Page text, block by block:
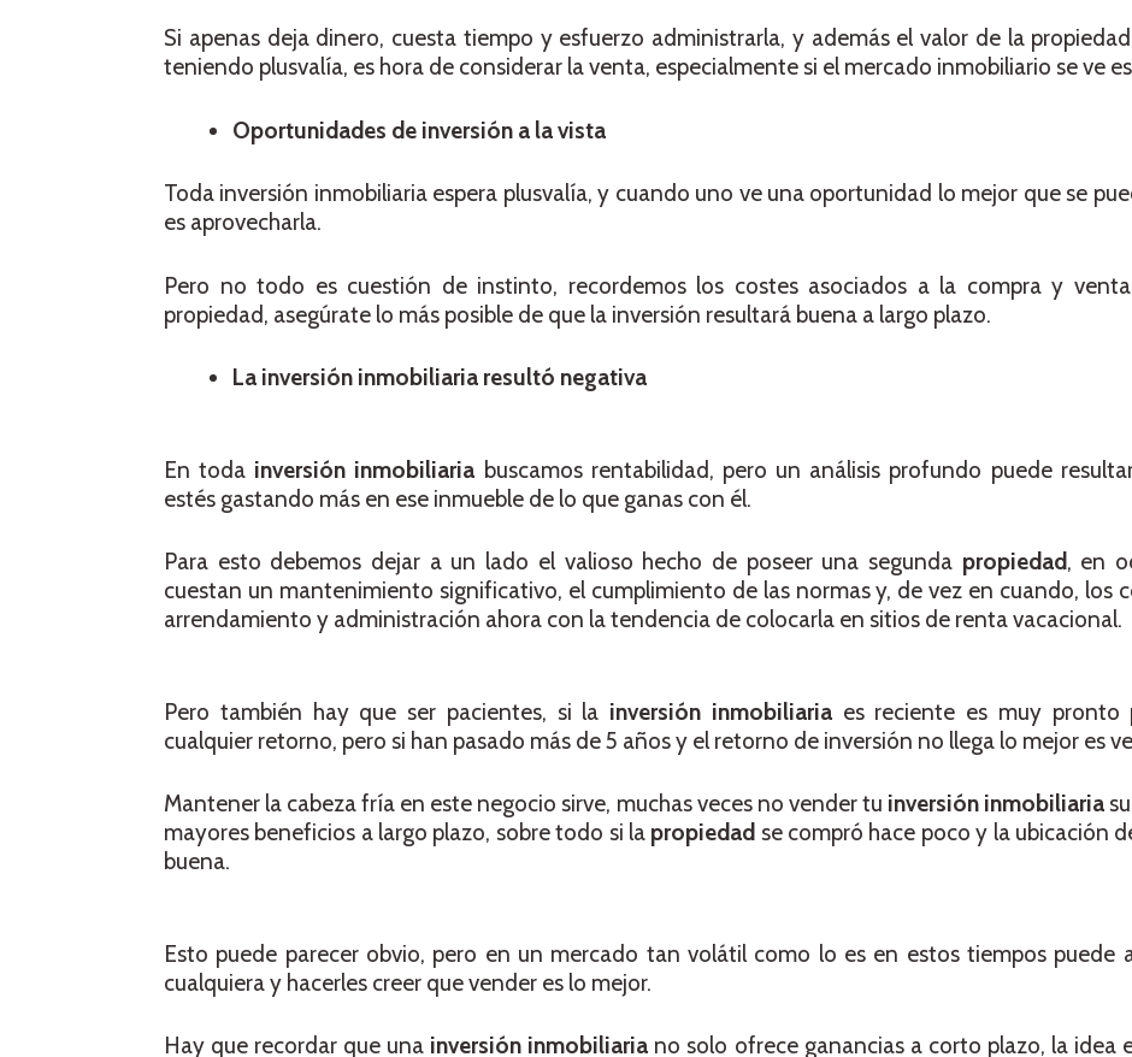
Si apenas deja dinero, cuesta tiempo y esfuerzo administrarla, y además el valor de la
teniendo plusvalía, es hora de considerar la venta, especialmente si el mercado inmobiliario se ve
Oportunidades de inversión a la vista
Toda inversión inmobiliaria espera plusvalía, y cuando uno ve una oportunidad lo mejor que se
es aprovecharla.
Pero no todo es cuestión de instinto, recordemos los costes asociados a la compra y
propiedad, asegúrate lo más posible de que la inversión resultará buena a largo plazo.
La inversión inmobiliaria resultó negativa
En toda inversión inmobiliaria buscamos rentabilidad, pero un análisis profundo puede
estés gastando más en ese inmueble de lo que ganas con él.
Para esto debemos dejar a un lado el valioso hecho de poseer una segundapropiedad, en
cuestan un mantenimiento significativo, el cumplimiento de las normas y, de vez en cuando, los
arrendamiento y administración ahora con la tendencia de colocarla en sitios de renta vacacional.
Pero también hay que ser pacientes, si la inversión inmobiliariaes reciente es muy pronto
cualquier retorno, pero si han pasado más de 5 años y el retorno de inversión no llega lo mejor es
Mantener la cabeza fría en este negocio sirve, muchas veces no vender tu inversión inmobiliaria
mayores beneficios a largo plazo, sobre todo si la propiedad se compró hace poco y la ubicación
buena.
Esto puede parecer obvio, pero en un mercado tan volátil como lo es en estos tiempos puede
cualquiera y hacerles creer que vender es lo mejor.
Hay que recordar que una inversión inmobiliaria no solo ofrece ganancias a corto plazo, la idea